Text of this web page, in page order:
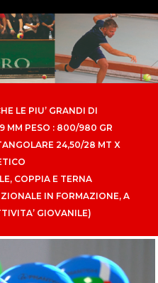
LE PIU’ GRANDI DI
MM PESO : 800/980 GR
24,50/28 MT X
COPPIA E TERNA
IN FORMAZIONE, A
GIOVANILE)